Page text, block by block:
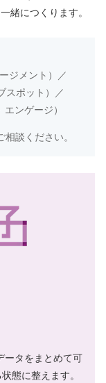
緒につくります。
ジメント）／
スポット）／
ンゲージ）
談ください。
ータをまとめて可
態に整えます。